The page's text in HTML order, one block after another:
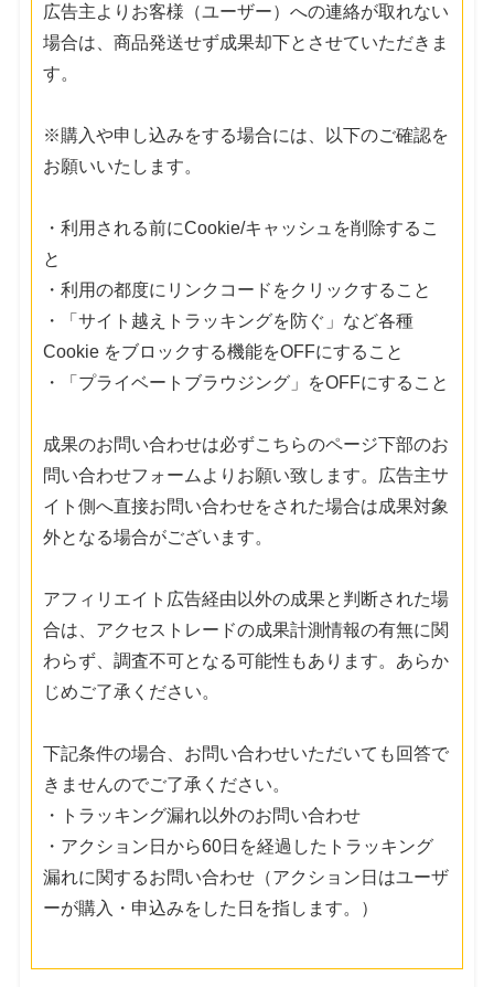
広告主よりお客様（ユーザー）への連絡が取れない
場合は、商品発送せず成果却下とさせていただきま
す。
※購入や申し込みをする場合には、以下のご確認を
お願いいたします。
・利用される前にCookie/キャッシュを削除するこ
と
・利用の都度にリンクコードをクリックすること
・「サイト越えトラッキングを防ぐ」など各種
Cookie をブロックする機能をOFFにすること
・「プライベートブラウジング」をOFFにすること
成果のお問い合わせは必ずこちらのページ下部のお
問い合わせフォームよりお願い致します。広告主サ
イト側へ直接お問い合わせをされた場合は成果対象
外となる場合がございます。
アフィリエイト広告経由以外の成果と判断された場
合は、アクセストレードの成果計測情報の有無に関
わらず、調査不可となる可能性もあります。あらか
じめご了承ください。
下記条件の場合、お問い合わせいただいても回答で
きませんのでご了承ください。
・トラッキング漏れ以外のお問い合わせ
・アクション日から60日を経過したトラッキング
漏れに関するお問い合わせ（アクション日はユーザ
ーが購入・申込みをした日を指します。）